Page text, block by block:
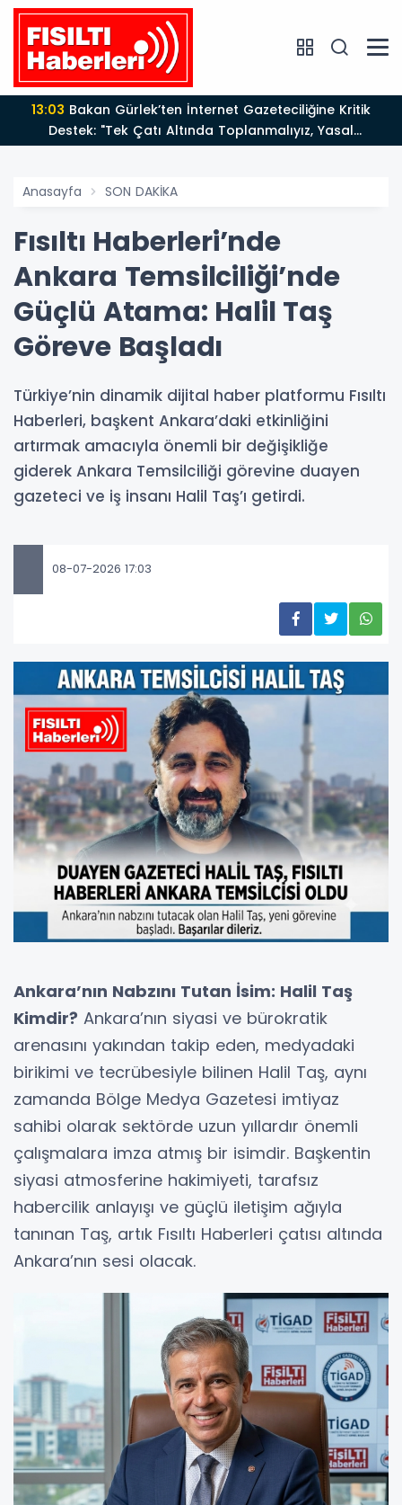
13:03
Destek: "Tek Çatı Altında Toplanmalıyız, Yasal
Düzenlemeye Hazırız"
Anasayfa SON DAKİKA
Fısıltı Haberleri’nde
Ankara Temsilciliği’nde
Güçlü Atama: Halil Taş
Göreve Başladı
Türkiye’nin dinamik dijital haber platformu Fısıltı
Haberleri, başkent Ankara’daki etkinliğini
artırmak amacıyla önemli bir değişikliğe
giderek Ankara Temsilciliği görevine duayen
gazeteci ve iş insanı Halil Taş’ı getirdi.
08-07-2026 17:03
Ankara’nın Nabzını Tutan İsim: Halil Taş
Kimdir? Ankara’nın siyasi ve bürokratik
arenasını yakından takip eden, medyadaki
birikimi ve tecrübesiyle bilinen Halil Taş, aynı
zamanda Bölge Medya Gazetesi imtiyaz
sahibi olarak sektörde uzun yıllardır önemli
çalışmalara imza atmış bir isimdir. Başkentin
siyasi atmosferine hakimiyeti, tarafsız
habercilik anlayışı ve güçlü iletişim ağıyla
tanınan Taş, artık Fısıltı Haberleri çatısı altında
Ankara’nın sesi olacak.